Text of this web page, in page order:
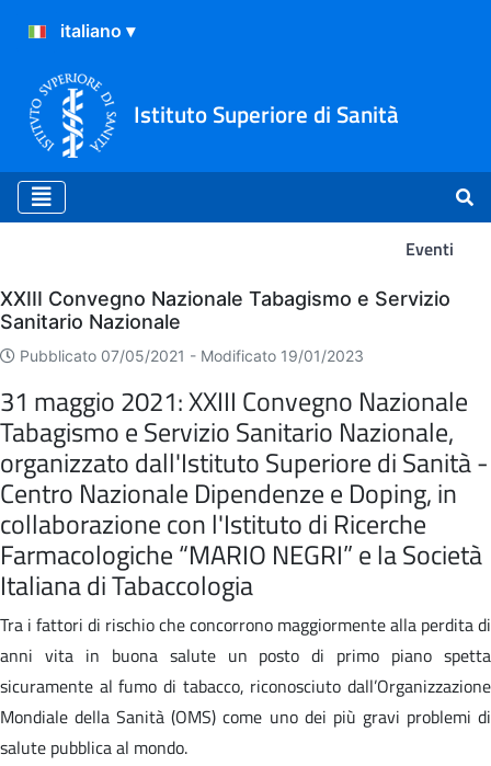
Istituto Superiore di Sanità
Eventi
Eventi
XXIII Convegno Nazionale Tabagismo e Servizio
Sanitario Nazionale
Pubblicato 07/05/2021 - Modificato 19/01/2023
31 maggio 2021: XXIII Convegno Nazionale
Tabagismo e Servizio Sanitario Nazionale,
organizzato dall'Istituto Superiore di Sanità -
Centro Nazionale Dipendenze e Doping, in
collaborazione con l'Istituto di Ricerche
Farmacologiche “MARIO NEGRI” e la Società
Italiana di Tabaccologia
Tra i fattori di rischio che concorrono maggiormente alla perdita di
anni vita in buona salute un posto di primo piano spetta
sicuramente al fumo di tabacco, riconosciuto dall’Organizzazione
Mondiale della Sanità (OMS) come uno dei più gravi problemi di
salute pubblica al mondo.